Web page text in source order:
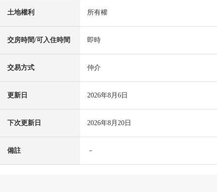
土地權利 所有權
交房時間/可入住時間 即時
交易方式 仲介
更新日 2026年8月6日
下次更新日 2026年8月20日
備註 －